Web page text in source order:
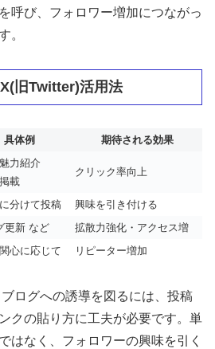
呼び、フォロワー増加につながっ
。
旧Twitter)活用法
具体例 期待される効果
力紹介
載
クリック率向上
分けて投稿
興味を引き付ける
更新 など
拡散力強化・アクセス増
心に応じて リピーター増加
ログへの誘導を図るには、投稿
クの貼り方に工夫が必要です。単
はなく、フォロワーの興味を引く